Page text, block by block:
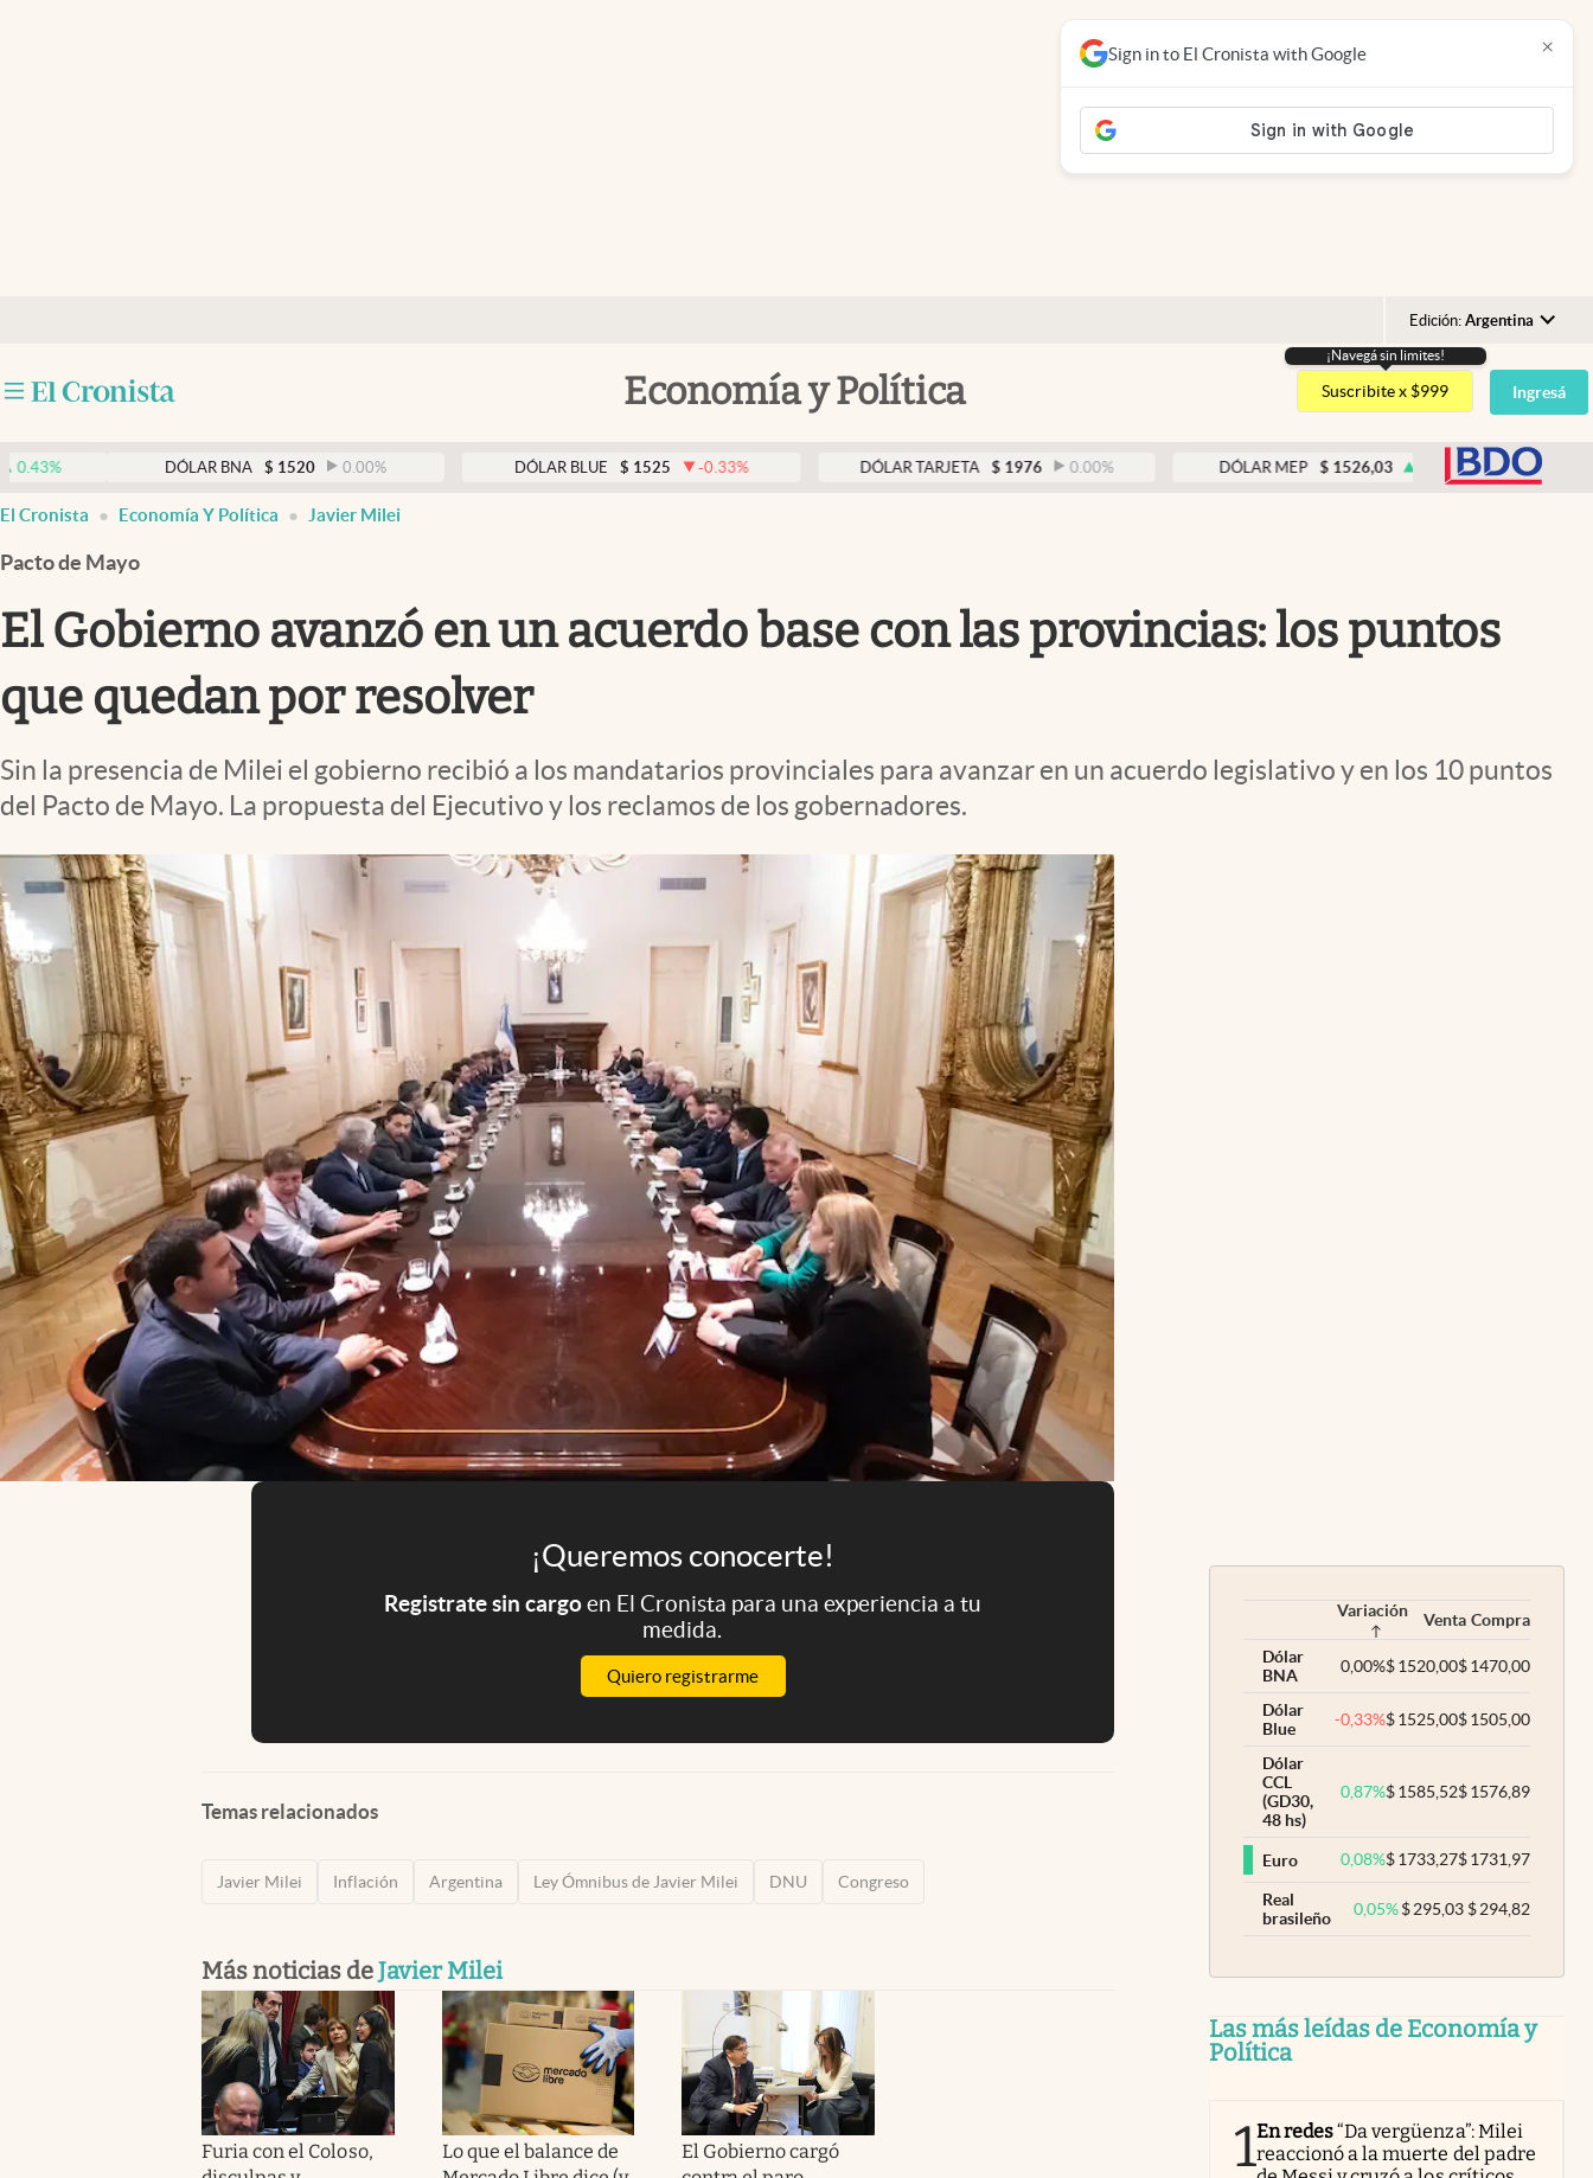
Edición: Argentina
Argentina
España
USA
Economía y Política
Clima
Eventos Corporativos
El Cronista Studio
Mediakit
abre en nueva pestaña
¡Navegá sin limites!
Suscribite x $999 Ingresá
DÓLAR BNA $ 1520 0.00% DÓLAR BLUE $ 1525 -0.33% DÓLAR TARJETA $ 1976 0.00% DÓLAR MEP $ 1526,03 0.43%
Sign in to El Cronista with Google ×
El Cronista Economía Y Política Javier Milei
Pacto de Mayo
El Gobierno avanzó en un acuerdo base con las provincias: los puntos
que quedan por resolver
Sin la presencia de Milei el gobierno recibió a los mandatarios provinciales para avanzar en un acuerdo legislativo y en los 10 puntos
del Pacto de Mayo. La propuesta del Ejecutivo y los reclamos de los gobernadores.
¡Queremos conocerte!
Registrate sin cargoen El Cronista para una experiencia a tu
medida.
Quiero registrarme
Temas relacionados
Javier Milei Inflación Argentina Ley Ómnibus de Javier Milei DNU Congreso
Más noticias deJavier Milei
Furia con el Coloso,
Lo que el balance de
El Gobierno cargó
Variación Venta Compra
Dólar
BNA
0,00%$1520,00$1470,00
Dólar
Blue
-0,33%$1525,00$1505,00
Dólar
CCL
(GD30,
48 hs)
0,87%$1585,52$1576,89
Euro 0,08%$1733,27$1731,97
Real
brasileño
0,05% $295,03 $294,82
Las más leídas de Economía y
Política
1En redes“Da vergüenza”: Milei
reaccionó a la muerte del padre